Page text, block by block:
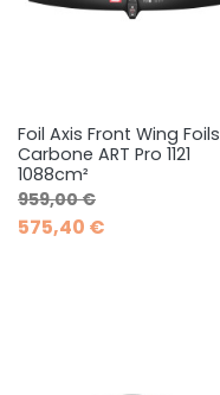
Foil Axis Front Wing Foils
Carbone ART Pro 1121
1088cm²
Prix de base
959,00 €Prix
575,40 €